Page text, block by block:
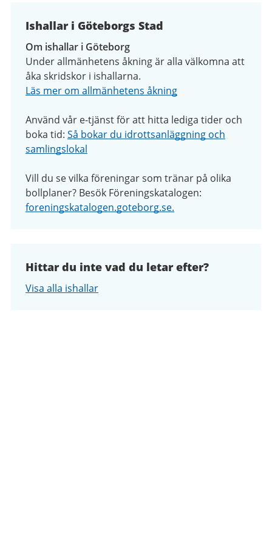
Ishallar i Göteborgs Stad
Om ishallar i Göteborg
Under allmänhetens åkning är alla välkomna att
åka skridskor i ishallarna.
Läs mer om allmänhetens åkning
Använd vår e-tjänst för att hitta lediga tider och
boka tid: Så bokar du idrottsanläggning och
samlingslokal
Vill du se vilka föreningar som tränar på olika
bollplaner? Besök Föreningskatalogen:
foreningskatalogen.goteborg.se.
Hittar du inte vad du letar efter?
Visa alla ishallar